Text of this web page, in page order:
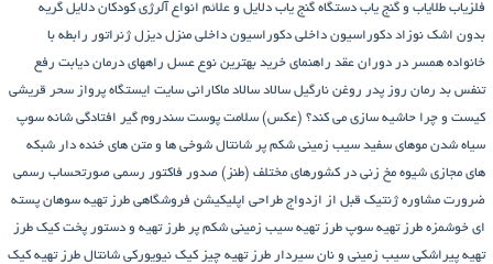
فلزیاب طلایاب و گنج‌ یاب دستگاه‌ گنج‌ یاب دلایل و علائم انواع آلرژی کودکان دلایل گریه
بدون اشک نوزاد دکوراسیون داخلی دکوراسیون داخلی منزل دیزل ژنراتور رابطه با
خانواده همسر در دوران عقد راهنمای خرید بهترین نوع عسل راههای درمان دیابت رفع
تنفس بد رمان روز پدر روغن نارگیل سالاد سالاد ماکارانی سایت ایستگاه پرواز سحر قریشی
کیست و چرا حاشیه سازی می کند؟ (عکس) سلامت پوست سندروم گیر افتادگی شانه سوپ
سیاه شدن موهای سفید سیب زمینی شکم پر شانتال شوخی ها و متن های خنده دار شبکه
های مجازی شیوه مخ زنی در کشورهای مختلف (طنز) صدور فاکتور رسمی صورتحساب رسمی
ضرورت مشاوره ژنتیک قبل از ازدواج طراحی اپلیکیشن فروشگاهی طرز تهیه سوهان پسته
ای خوشمزه طرز تهیه سوپ طرز تهیه سیب زمینی شکم پر طرز تهیه و دستور پخت کیک طرز
تهیه پیراشكی سيب زمينی و نان سیردار طرز تهیه چیز کیک نیویورکی شانتال طرز تهیه کیک